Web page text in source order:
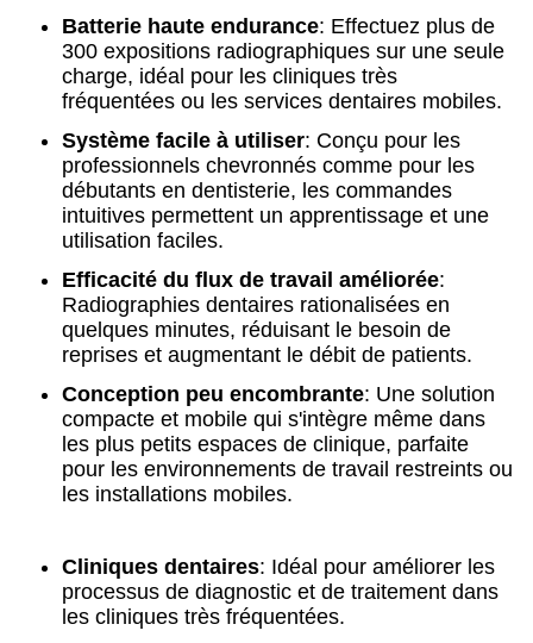
Batterie haute endurance: Effectuez plus de
300 expositions radiographiques sur une seule
charge, idéal pour les cliniques très
fréquentées ou les services dentaires mobiles.
Système facile à utiliser: Conçu pour les
professionnels chevronnés comme pour les
débutants en dentisterie, les commandes
intuitives permettent un apprentissage et une
utilisation faciles.
Efficacité du flux de travail améliorée:
Radiographies dentaires rationalisées en
quelques minutes, réduisant le besoin de
reprises et augmentant le débit de patients.
Conception peu encombrante: Une solution
compacte et mobile qui s'intègre même dans
les plus petits espaces de clinique, parfaite
pour les environnements de travail restreints ou
les installations mobiles.
Cliniques dentaires: Idéal pour améliorer les
processus de diagnostic et de traitement dans
les cliniques très fréquentées.